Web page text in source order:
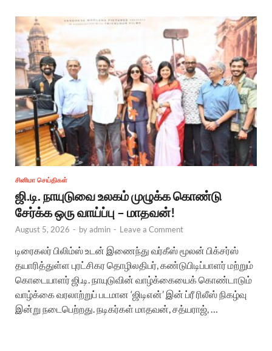
சினிமா செய்திகள்
ஜி.டி. நாயுடுவை உலகம் முழுக்க கொண்டு
சேர்க்க ஒரு வாய்ப்பு – மாதவன்!
August 5, 2026 - byadmin - Leave a Comment
டிரைகலர் பிலிம்ஸ் உடன் இணைந்து வர்கீஸ் மூலன் பிக்சர்ஸ்
தயாரித்துள்ள புரட்சிகர தொழிலதிபர், கண்டுபிடிப்பாளர் மற்றும்
கொடையாளர் ஜி.டி. நாயுடுவின் வாழ்க்கையைக் கொண்டாடும்
வாழ்க்கை வரலாற்றுப் படமான ‘ஜிடிஎன்’ இன் ப்ரீ ரிலீஸ் நிகழ்வு
இன்று நடைபெற்றது. நடிகர்கள் மாதவன், சத்யராஜ், …